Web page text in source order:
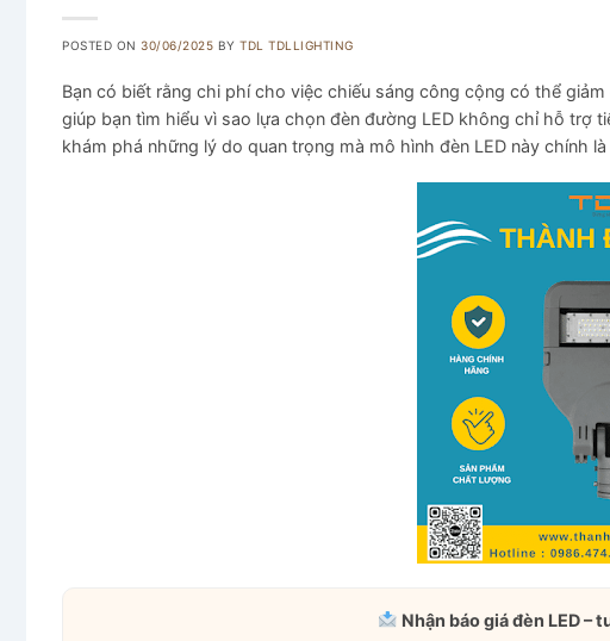
POSTED ON30/06/2025 BYTDL TDLLIGHTING
Bạn có biết rằng chi phí cho việc chiếu sáng công cộng có thể
giúp bạn tìm hiểu vì sao lựa chọn đèn đường LED không chỉ hỗ trợ
khám phá những lý do quan trọng mà mô hình đèn LED này chính
Nhận báo giá đèn LED –